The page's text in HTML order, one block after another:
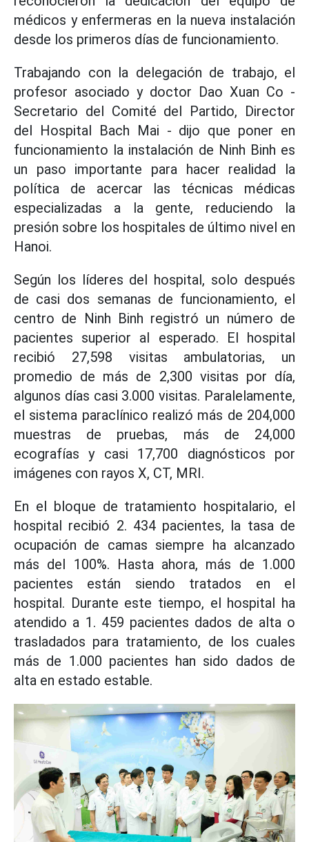
médicos y enfermeras en la nueva instalación
desde los primeros días de funcionamiento.
Trabajando con la delegación de trabajo, el
profesor asociado y doctor Dao Xuan Co -
Secretario del Comité del Partido, Director
del Hospital Bach Mai - dijo que poner en
funcionamiento la instalación de Ninh Binh es
un paso importante para hacer realidad la
política de acercar las técnicas médicas
especializadas a la gente, reduciendo la
presión sobre los hospitales de último nivel en
Hanoi.
Según los líderes del hospital, solo después
de casi dos semanas de funcionamiento, el
centro de Ninh Binh registró un número de
pacientes superior al esperado. El hospital
recibió 27,598 visitas ambulatorias, un
promedio de más de 2,300 visitas por día,
algunos días casi 3.000 visitas. Paralelamente,
el sistema paraclínico realizó más de 204,000
muestras de pruebas, más de 24,000
ecografías y casi 17,700 diagnósticos por
imágenes con rayos X, CT, MRI.
En el bloque de tratamiento hospitalario, el
hospital recibió 2. 434 pacientes, la tasa de
ocupación de camas siempre ha alcanzado
más del 100%. Hasta ahora, más de 1.000
pacientes están siendo tratados en el
hospital. Durante este tiempo, el hospital ha
atendido a 1. 459 pacientes dados de alta o
trasladados para tratamiento, de los cuales
más de 1.000 pacientes han sido dados de
alta en estado estable.